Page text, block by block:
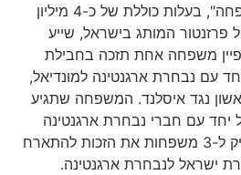
הסלוגן "הכל נשאר במשפחה", בעלות כוללת של כ-4 מיליון
המותג בישראל, שייע
משפחה אחת תזכה בחבילת
עם נבחרת ארגנטינה למונדיאל,
נגד איסלנד. המשפחה שתגיע
עם חברי נבחרת ארגנטינה
ואילו המקום השלישי, יעניק ל-3 משפחות את הזכות להתארח
ישראל לנבחרת ארגנטינה.